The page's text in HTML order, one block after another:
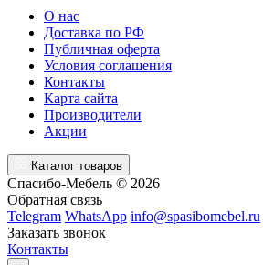
О нас
Доставка по РФ
Публичная оферта
Условия соглашения
Контакты
Карта сайта
Производители
Акции
Каталог товаров
Спасибо-Мебель © 2026
Обратная связь
Telegram WhatsApp info@spasibomebel.ru
Заказать звонок
Контакты